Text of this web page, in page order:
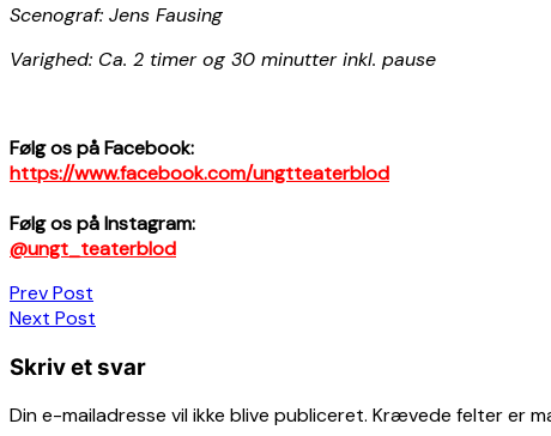
Scenograf: Jens Fausing
Varighed: Ca. 2 timer og 30 minutter inkl. pause
Følg os på Facebook:
https://www.facebook.com/ungtteaterblod
Følg os på Instagram:
@ungt_teaterblod
Indlægsnavigation
Prev Post
Next Post
Skriv et svar
Din e-mailadresse vil ikke blive publiceret. Krævede felter er